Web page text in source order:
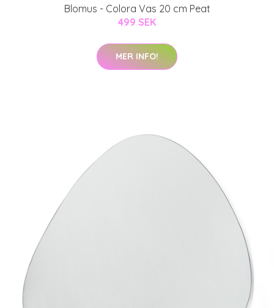
Blomus - Colora Vas 20 cm Peat
499 SEK
MER INFO!